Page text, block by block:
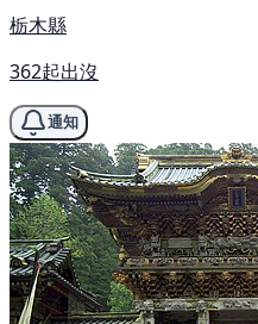
栃木縣
362起出沒
通知